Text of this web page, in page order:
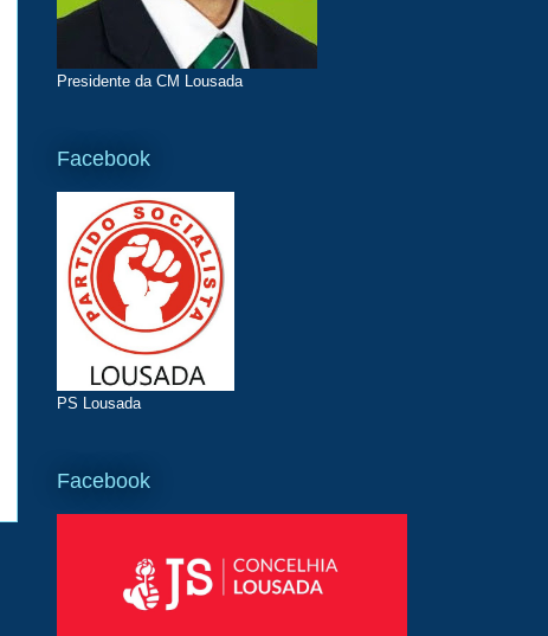
Presidente da CM Lousada
Facebook
PS Lousada
Facebook